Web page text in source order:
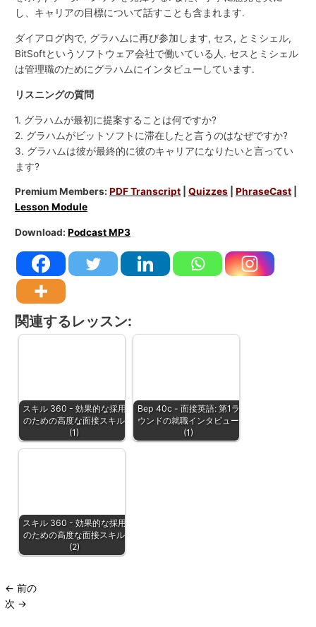
し、キャリアの目標について話すことも含まれます.
ダイアログ内で, グラハムに再び参加します, セス, とミシェル,
BitSoftというソフトウェア会社で働いている人. セスとミシェル
は管理職のためにグラハムにインタビューしています.
リスニングの質問
1. グラハムが最初に提案することは何ですか?
2. グラハムがビットソフトに滞在したと言うのはなぜですか?
3. グラハムは彼が最終的に彼のキャリアになりたいと言ってい
ます?
Premium Members:PDF Transcript |Quizzes |PhraseCast
Lesson Module
Download:Podcast MP3
関連するレッスン:
スキル 360 - 効果的な採用
のための高度な面接スキル
(1)
Bep 40c - 面接英語: 第1ラ
ウンドの就職インタビュー
(1)
スキル 360 - 効果的な採用
のための高度な面接スキル
(2)
← 前の
次 →